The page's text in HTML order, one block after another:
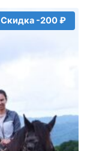
Скидка -200 ₽